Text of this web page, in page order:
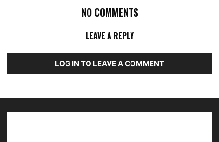
NO COMMENTS
LEAVE A REPLY
LOG IN TO LEAVE A COMMENT